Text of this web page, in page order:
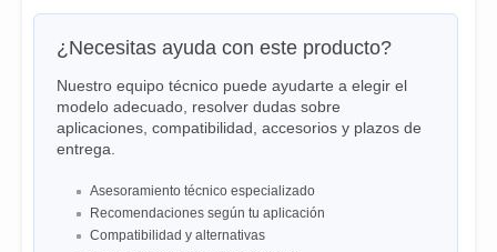
¿Necesitas ayuda con este producto?
Nuestro equipo técnico puede ayudarte a elegir el
modelo adecuado, resolver dudas sobre
aplicaciones, compatibilidad, accesorios y plazos de
entrega.
Asesoramiento técnico especializado
Recomendaciones según tu aplicación
Compatibilidad y alternativas